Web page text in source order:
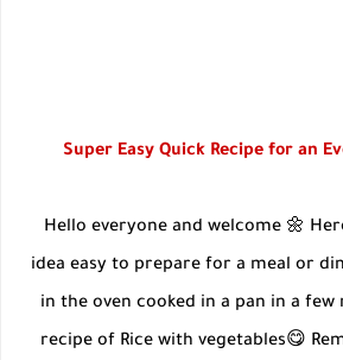
Super Easy Quick Recipe for an
Hello everyone and welcome 🌼
idea easy to prepare for a meal or
in the oven cooked in a pan in a few
recipe of Rice with vegetables😋